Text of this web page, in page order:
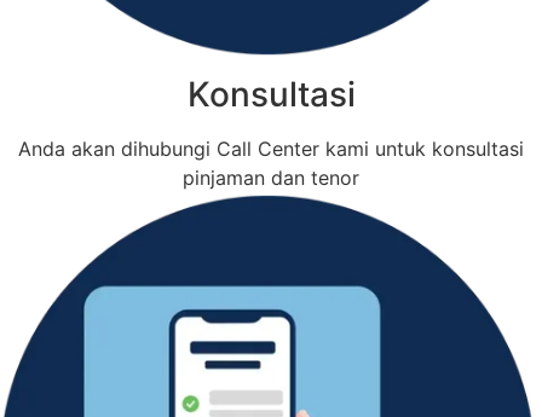
Konsultasi
Anda akan dihubungi Call Center kami untuk konsultasi
pinjaman dan tenor